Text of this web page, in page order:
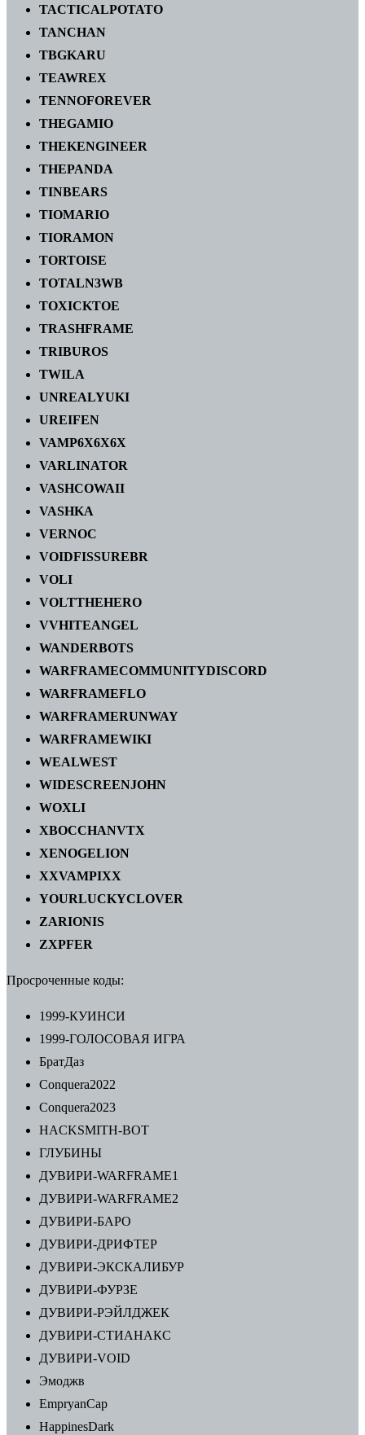
TACTICALPOTATO
TANCHAN
TBGKARU
TEAWREX
TENNOFOREVER
THEGAMIO
THEKENGINEER
THEPANDA
TINBEARS
TIOMARIO
TIORAMON
TORTOISE
TOTALN3WB
TOXICKTOE
TRASHFRAME
TRIBUROS
TWILA
UNREALYUKI
UREIFEN
VAMP6X6X6X
VARLINATOR
VASHCOWAII
VASHKA
VERNOC
VOIDFISSUREBR
VOLI
VOLTTHEHERO
VVHITEANGEL
WANDERBOTS
WARFRAMECOMMUNITYDISCORD
WARFRAMEFLO
WARFRAMERUNWAY
WARFRAMEWIKI
WEALWEST
WIDESCREENJOHN
WOXLI
XBOCCHANVTX
XENOGELION
XXVAMPIXX
YOURLUCKYCLOVER
ZARIONIS
ZXPFER
Просроченные коды:
1999-КУИНСИ
1999-ГОЛОСОВАЯ ИГРА
БратДаз
Conquera2022
Conquera2023
HACKSMITH-BOT
ГЛУБИНЫ
ДУВИРИ-WARFRAME1
ДУВИРИ-WARFRAME2
ДУВИРИ-БАРО
ДУВИРИ-ДРИФТЕР
ДУВИРИ-ЭКСКАЛИБУР
ДУВИРИ-ФУРЗЕ
ДУВИРИ-РЭЙЛДЖЕК
ДУВИРИ-СТИАНАКС
ДУВИРИ-VOID
Эмоджв
EmpryanCap
HappinesDark